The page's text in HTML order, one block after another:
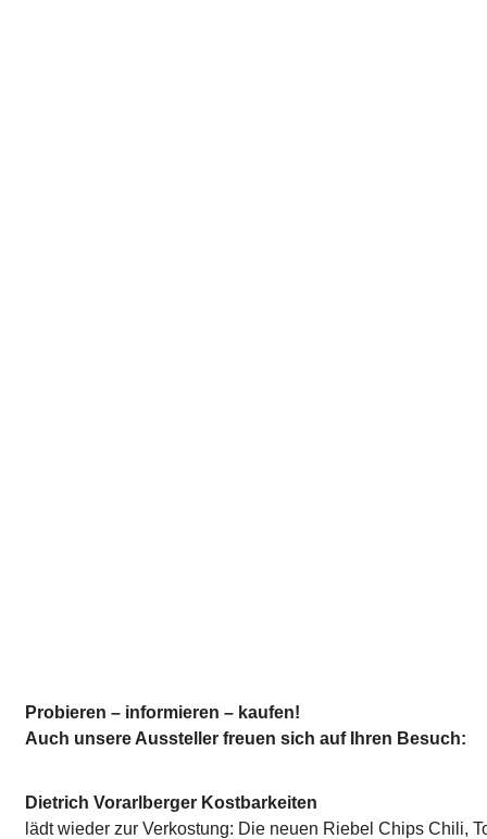
Probieren – informieren – kaufen!
Auch unsere Aussteller freuen sich auf Ihren Besuch:
Dietrich Vorarlberger Kostbarkeiten
lädt wieder zur Verkostung: Die neuen Riebel Chips Chili,